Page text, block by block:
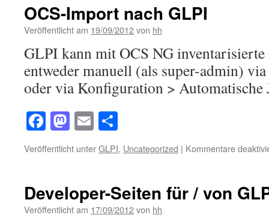
OCS-Import nach GLPI
Veröffentlicht am 19/09/2012von hh
GLPI kann mit OCS NG
entweder manuell (als super-admin)
oder via Konfiguration > Automatische
Facebook
Mastodon
Email
Veröffentlicht unterGLPI, Uncategorized | Kommentare
Developer-Seiten für / von
Veröffentlicht am 17/09/2012von hh